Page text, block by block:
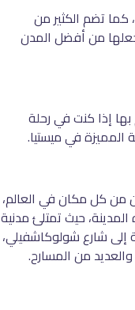
كما تضم الكثير من
تجعلها من أفضل المدن
بها إذا كنت في رحلة
المميزة في ميستيا.
من كل مكان في العالم،
حيث تمتلئ مدنية
إلى شارع شولوكاشفيلي،
والعديد من المسارح.